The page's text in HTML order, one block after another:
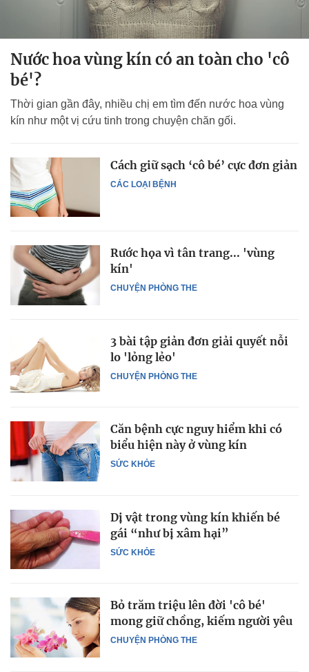
Nước hoa vùng kín có an toàn cho 'cô
bé'?
Thời gian gần đây, nhiều chị em tìm đến nước hoa vùng
kín như một vị cứu tinh trong chuyện chăn gối.
CÁC LOẠI BỆNH
Cách giữ sạch ‘cô bé’ cực đơn giản
CHUYỆN PHÒNG THE
Rước họa vì tân trang... 'vùng
kín'
CHUYỆN PHÒNG THE
3 bài tập giản đơn giải quyết nỗi
lo 'lỏng lẻo'
SỨC KHỎE
Căn bệnh cực nguy hiểm khi có
biểu hiện này ở vùng kín
SỨC KHỎE
Dị vật trong vùng kín khiến bé
gái “như bị xâm hại”
CHUYỆN PHÒNG THE
Bỏ trăm triệu lên đời 'cô bé'
mong giữ chồng, kiếm người yêu